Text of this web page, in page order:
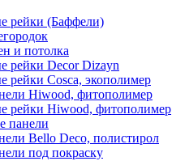
рейки (Баффели)
и потолка
рейки Decor Dizayn
рейки Cosca, экополимер
Hiwood, фитополимер
рейки Hiwood, фитополимер
панели
Bello Deco, полистирол
под покраску